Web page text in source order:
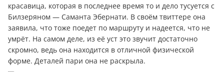
красавица, которая в последнее время то и дело тусуется с
Билзеряном — Саманта Эбернати. В своём твиттере она
заявила, что тоже поедет по маршруту и надеется, что не
умрёт. На самом деле, из её уст это звучит достаточно
скромно, ведь она находится в отличной физической
форме. Деталей пари она не раскрыла.